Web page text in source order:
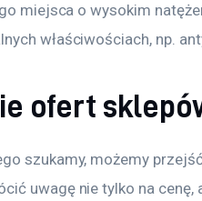
miejsca o wysokim
właściwościach, np.
ofert
szukamy, możemy
uwagę nie tylko na cenę,